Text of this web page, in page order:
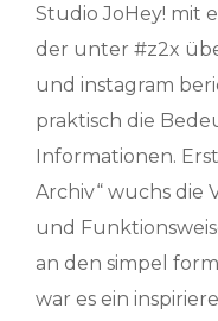
Studio JoHey! mit
der unter #z2x
und instagram
praktisch die
Informationen.
Archiv“ wuchs die
und
an den simpel
war es ein